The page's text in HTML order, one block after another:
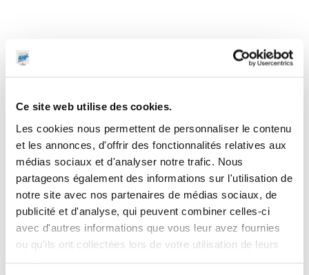
Ce site web utilise des cookies.
Les cookies nous permettent de personnaliser le contenu
et les annonces, d'offrir des fonctionnalités relatives aux
médias sociaux et d'analyser notre trafic. Nous
partageons également des informations sur l'utilisation de
notre site avec nos partenaires de médias sociaux, de
publicité et d'analyse, qui peuvent combiner celles-ci
avec d'autres informations que vous leur avez fournies
ou qu'ils ont collectées lors de votre utilisation de leurs
Allonge coudée
rigide 200 mm
Renvoi d’angle